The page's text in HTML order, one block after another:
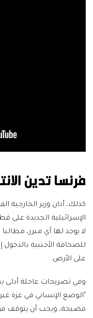
فرنسا تدين
كذلك، أدان وزير الخارجية
الإسرائيلية الجديدة على
لا يوجد لها أي مبرر،
للصحافة الأجنبية
على الأرض.
وفي تصريحات عاجلة أدلى
"الوضع الإنساني في غزة
فضيحة، ويجب أن يتوقف